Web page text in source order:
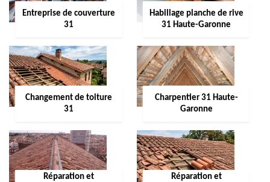
Entreprise de couverture
31
Habillage planche de rive
31 Haute-Garonne
Changement de toiture
31
Charpentier 31 Haute-
Garonne
Réparation et
Réparation et